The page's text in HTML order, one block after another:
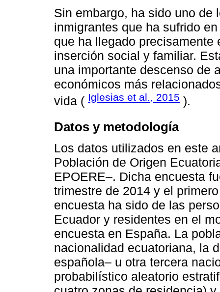
Sin embargo, ha sido uno de
inmigrantes que ha sufrido
que ha llegado precisamente
inserción social y familiar.
una importante descenso de
económicos más
vida ( Iglesias et al., 2015 ).
Datos y metodología
Los datos utilizados en este
Población de Origen
EPOERE–. Dicha encuesta
trimestre de 2014 y el
encuesta ha sido de las
Ecuador y residentes en el
encuesta en España. La
nacionalidad ecuatoriana, la
española– u otra tercera
probabilístico aleatorio